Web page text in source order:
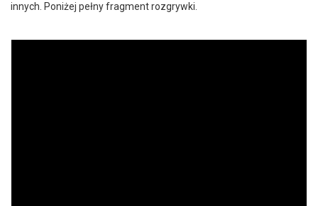
innych. Poniżej pełny fragment rozgrywki.